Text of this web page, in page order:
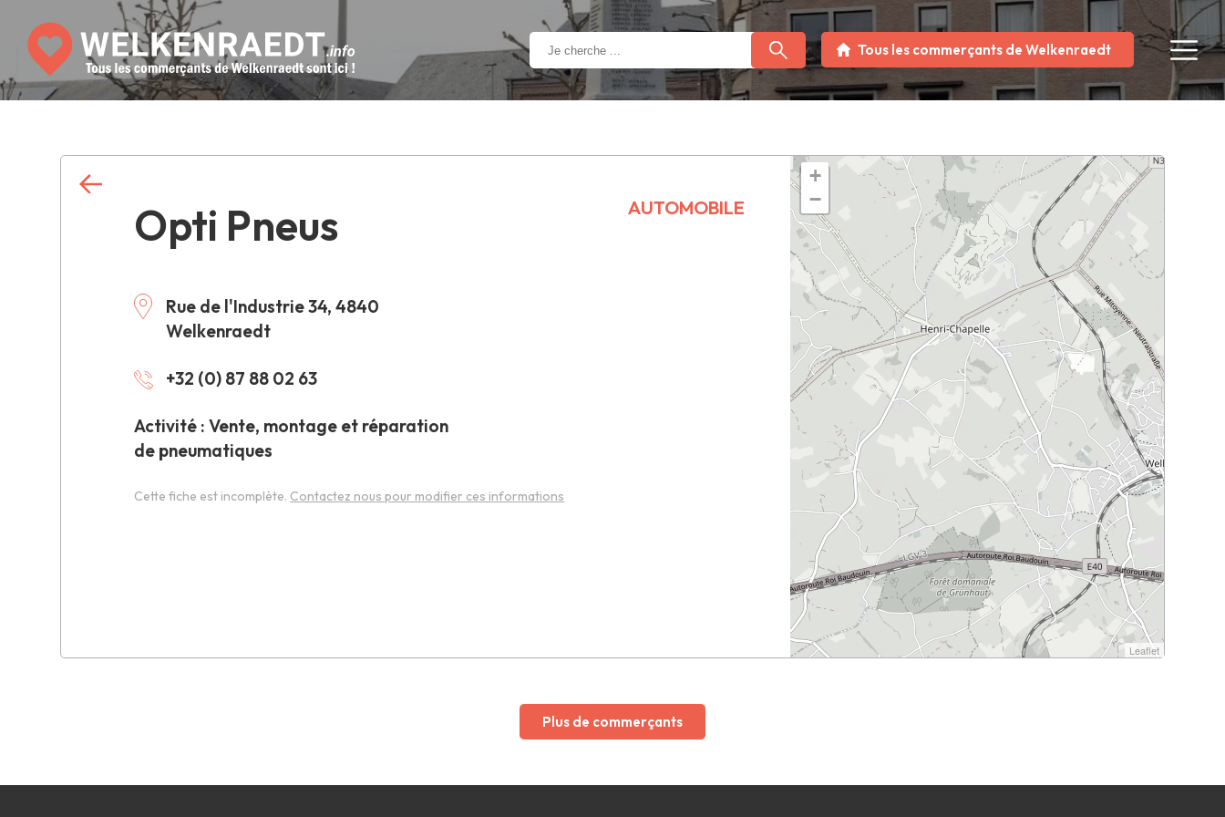
Tous les commerçants de Welkenraedt
Opti Pneus
Rue de l'Industrie 34, 4840
Welkenraedt
+32 (0) 87 88 02 63
Activité : Vente, montage et réparation
de pneumatiques
AUTOMOBILE
Cette fiche est incomplète. Contactez nous pour modifier ces informations
+
−
Leaflet
Plus de commerçants